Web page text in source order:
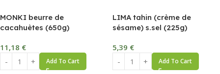
MONKI beurre de
cacahuètes (650g)
11,18 €
Add To Cart
LIMA tahin (crème de
sésame) s.sel (225g)
5,39 €
Add To Cart